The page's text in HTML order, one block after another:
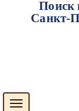
Поиск
Санкт-
Toggle